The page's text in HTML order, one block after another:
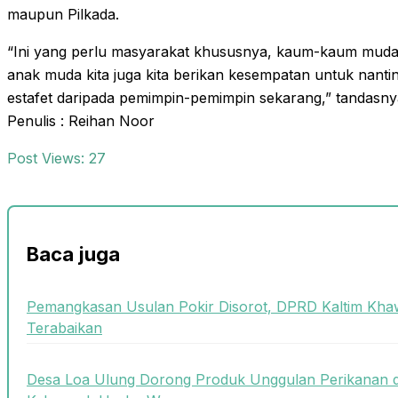
maupun Pilkada.
“Ini yang perlu masyarakat khususnya, kaum-kaum
anak muda kita juga kita berikan kesempatan untuk
estafet daripada pemimpin-pemimpin sekarang,”
Penulis : Reihan Noor
Post Views: 27
Baca juga
Pemangkasan Usulan Pokir Disorot, DPRD Kaltim
Terabaikan
Desa Loa Ulung Dorong Produk Unggulan Perikanan